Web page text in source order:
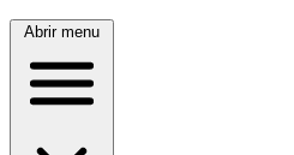
Abrir menu